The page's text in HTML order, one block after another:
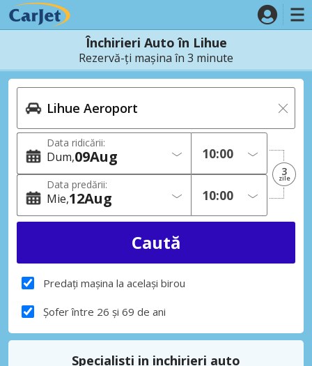
Închirieri Auto în Lihue
Rezervă-ți mașina în 3 minute
Data ridicării:
Dum 09Aug
Data predării:
Mie 12Aug
3
zile
Predați mașina la același birou
Șofer între 26 și 69 de ani
Specialisti in inchirieri auto